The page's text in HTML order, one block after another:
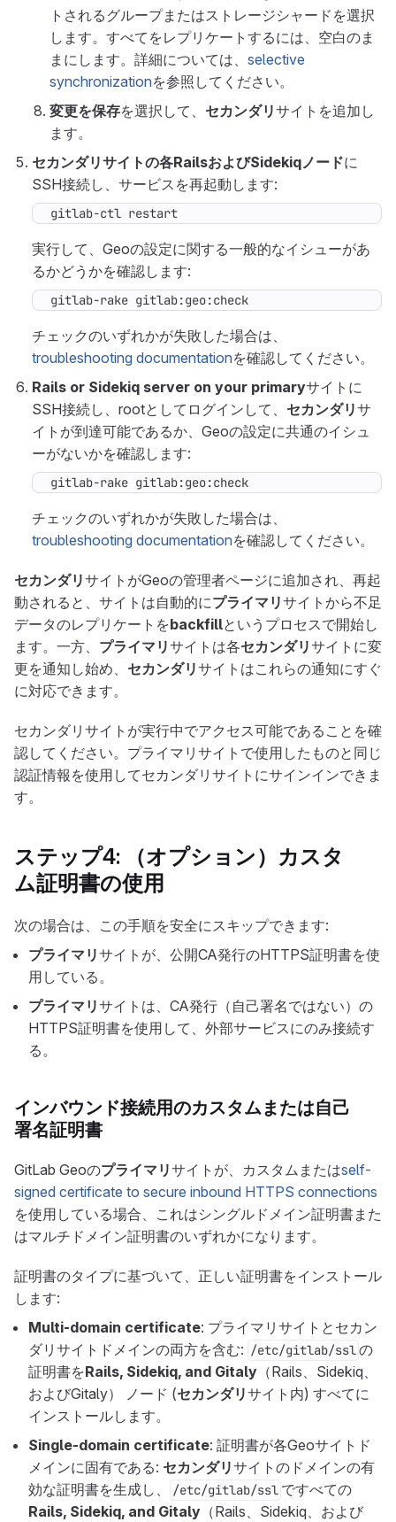
トされるグループまたはストレージシャードを選択
します。すべてをレプリケートするには、空白のま
まにします。詳細については、 selective
synchronizationを参照してください。
変更を保存を選択して、 セカンダリサイトを追加し
ます。
セカンダリサイトの各RailsおよびSidekiqノードに
SSH接続し、サービスを再起動します:
gitlab-ctl restart
実行して、Geoの設定に関する一般的なイシューがあ
るかどうかを確認します:
gitlab-rake gitlab:geo:check
チェックのいずれかが失敗した場合は、
troubleshooting documentationを確認してください。
Rails or Sidekiq server on your primaryサイトに
SSH接続し、rootとしてログインして、 セカンダリサ
イトが到達可能であるか、Geoの設定に共通のイシュ
ーがないかを確認します:
gitlab-rake gitlab:geo:check
チェックのいずれかが失敗した場合は、
troubleshooting documentationを確認してください。
セカンダリサイトがGeoの管理者ページに追加され、再起
動されると、サイトは自動的にプライマリサイトから不足
データのレプリケートをbackfillというプロセスで開始し
ます。一方、 プライマリサイトは各セカンダリサイトに変
更を通知し始め、 セカンダリサイトはこれらの通知にすぐ
に対応できます。
セカンダリサイトが実行中でアクセス可能であることを確
認してください。プライマリサイトで使用したものと同じ
認証情報を使用してセカンダリサイトにサインインできま
す。
ステップ4: （オプション）カスタ
ム証明書の使用
次の場合は、この手順を安全にスキップできます:
プライマリサイトが、公開CA発行のHTTPS証明書を使
用している。
プライマリサイトは、CA発行（自己署名ではない）の
HTTPS証明書を使用して、外部サービスにのみ接続す
る。
インバウンド接続用のカスタムまたは自己
署名証明書
GitLab Geoのプライマリサイトが、カスタムまたはself-
signed certificate to secure inbound HTTPS connections
を使用している場合、これはシングルドメイン証明書また
はマルチドメイン証明書のいずれかになります。
証明書のタイプに基づいて、正しい証明書をインストール
します:
Multi-domain certificate: プライマリサイトとセカン
ダリサイトドメインの両方を含む: /etc/gitlab/sslの
証明書をRails, Sidekiq, and Gitaly （Rails、Sidekiq、
およびGitaly） ノード (セカンダリサイト内) すべてに
インストールします。
Single-domain certificate: 証明書が各Geoサイトド
メインに固有である: セカンダリサイトのドメインの有
効な証明書を生成し、
/etc/gitlab/ssl ですべての
Rails, Sidekiq, and Gitaly （Rails、Sidekiq、および